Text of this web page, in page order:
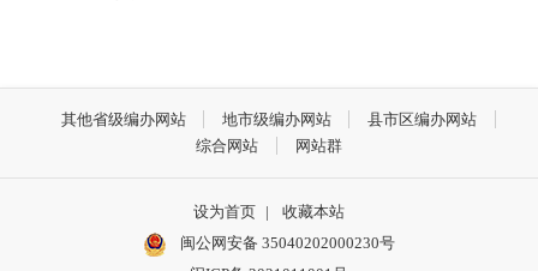
其他省级编办网站 地市级编办网站
县市区编办网站
综合网站
网站群
设为首页 |
收藏本站
闽公网安备 35040202000230号